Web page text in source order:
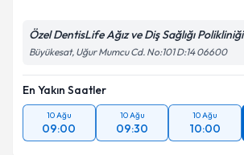
Özel DentisLife Ağız ve Diş Sağlığı Polikliniği
Büyükesat, Uğur Mumcu Cd. No:101 D:14 06600
En Yakın Saatler
10 Ağu
09:00
10 Ağu
09:30
10 Ağu
10:00